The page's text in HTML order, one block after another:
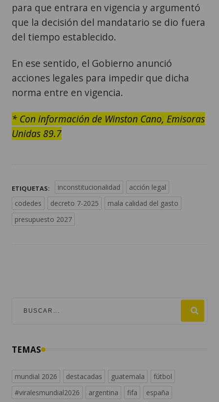
para que entrara en vigencia y argumentó
que la decisión del mandatario se dio fuera
del tiempo establecido.
En ese sentido, el Gobierno anunció
acciones legales para impedir que dicha
norma entre en vigencia.
* Con información de Winston Cano, Emisoras
Unidas 89.7
ETIQUETAS: inconstitucionalidad
acción legal
codedes
decreto 7-2025
mala calidad del gasto
presupuesto 2027
TEMAS
mundial 2026 destacadas guatemala
fútbol
#viralesmundial2026
argentina fifa
españa